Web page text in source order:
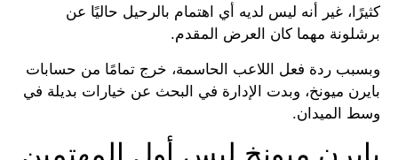
كثيرًا، غير أنه ليس لديه أي اهتمام بالرحيل حاليًا عن
برشلونة مهما كان العرض المقدم.
وبسبب ردة فعل اللاعب الحاسمة، خرج تمامًا من حسابات
بايرن ميونخ، وبدت الإدارة في البحث عن خيارات بديلة في
وسط الميدان.